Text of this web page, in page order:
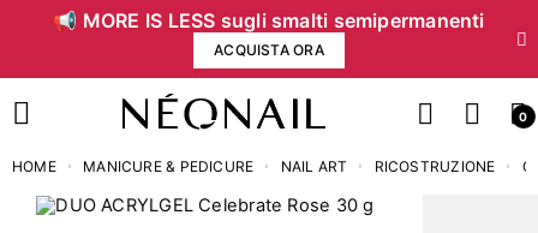
📢 MORE IS LESS sugli smalti semipermanenti
ACQUISTA ORA
0
HOME MANICURE & PEDICURE NAIL ART RICOSTRUZIONE